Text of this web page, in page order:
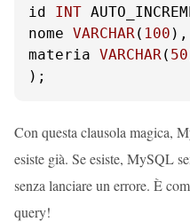
id INT
nome VARCHAR( 100 ),
materia VARCHAR( 50
);
Con questa clausola magica,
esiste già. Se esiste, MySQL
senza lanciare un errore. È
query!